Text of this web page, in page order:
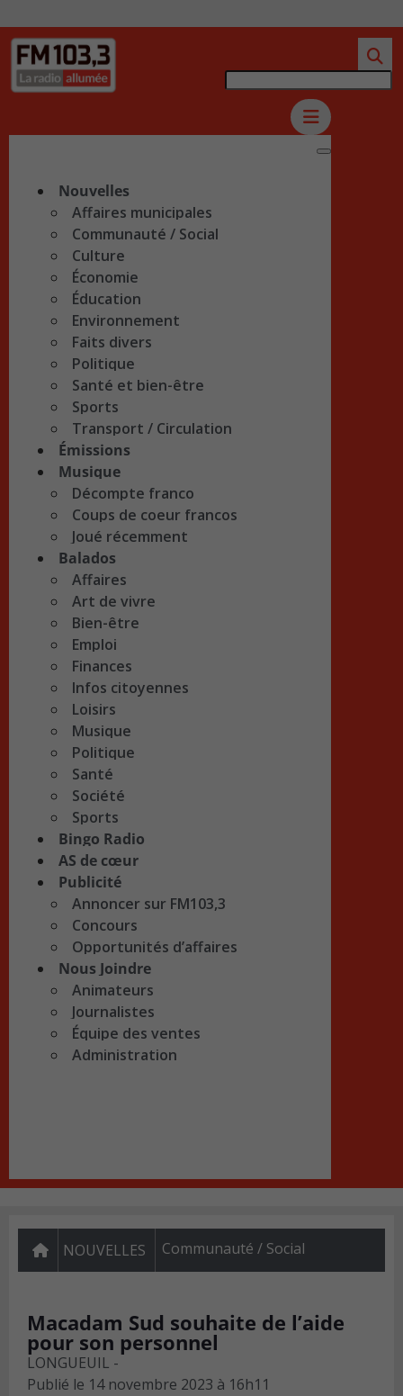
Nouvelles
Affaires municipales
Communauté / Social
Culture
Économie
Éducation
Environnement
Faits divers
Politique
Santé et bien-être
Sports
Transport / Circulation
Émissions
Musique
Décompte franco
Coups de coeur francos
Joué récemment
Balados
Affaires
Art de vivre
Bien-être
Emploi
Finances
Infos citoyennes
Loisirs
Musique
Politique
Santé
Société
Sports
Bingo Radio
AS de cœur
Publicité
Annoncer sur FM103,3
Concours
Opportunités d’affaires
Nous Joindre
Animateurs
Journalistes
Équipe des ventes
Administration
NOUVELLES Communauté / Social
Macadam Sud souhaite de l’aide
pour son personnel
LONGUEUIL -
Publié le 14 novembre 2023 à 16h11